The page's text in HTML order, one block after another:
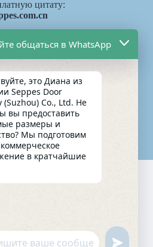
цитату:
отраслевой стандарт
один двор, пожизненное
ответственности
китайской
по страхованию имущества
15 миллионов юаней.
общаться в WhatsApp
это Диана из
Seppes Door
Co., Ltd. Не
вы предоставить
размеры и
Мы подготовим
в кратчайшие